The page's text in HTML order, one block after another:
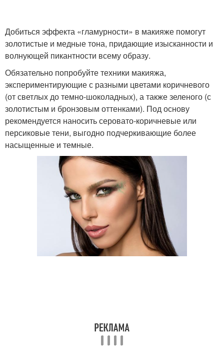
Добиться эффекта «гламурности» в макияже помогут
золотистые и медные тона, придающие изысканности и
волнующей пикантности всему образу.
Обязательно попробуйте техники макияжа,
экспериментирующие с разными цветами коричневого
(от светлых до темно-шоколадных), а также зеленого (с
золотистым и бронзовым оттенками). Под основу
рекомендуется наносить серовато-коричневые или
персиковые тени, выгодно подчеркивающие более
насыщенные и темные.